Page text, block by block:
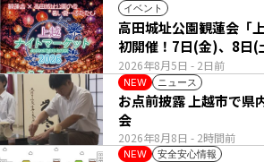
イベント
2026年8月5日 - 2日前
高田城址公園観蓮会「
初開催！7日(金)、8日(
NEW ニュース
2026年8月8日 - 2時間前
お点前披露 上越市で県
会
NEW 安全安心情報